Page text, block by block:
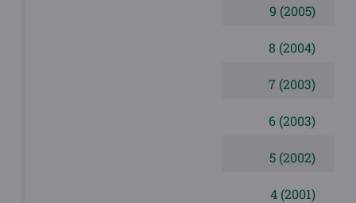
9 (2005)
8 (2004)
7 (2003)
6 (2003)
5 (2002)
4 (2001)